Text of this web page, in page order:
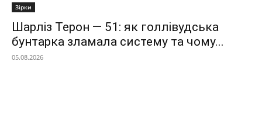
Зірки
Шарліз Терон — 51: як голлівудська
бунтарка зламала систему та чому...
05.08.2026